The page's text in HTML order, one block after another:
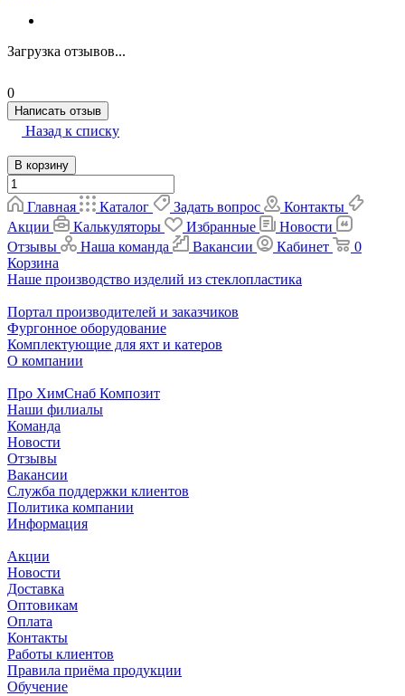
Загрузка отзывов...
0
Написать отзыв
Назад к списку
В корзину
Главная Каталог Задать вопрос
Контакты
Акции
Калькуляторы Избранные
Новости
Отзывы
Наша команда Вакансии Кабинет
0
Корзина
Наше производство изделий из стеклопластика
Портал производителей и заказчиков
Фургонное оборудование
Комплектующие для яхт и катеров
О компании
Про ХимСнаб Композит
Наши филиалы
Команда
Новости
Отзывы
Вакансии
Служба поддержки клиентов
Политика компании
Информация
Акции
Новости
Доставка
Оптовикам
Оплата
Контакты
Работы клиентов
Правила приёма продукции
Обучение